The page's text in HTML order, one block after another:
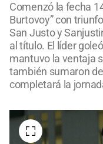
Comenzó la fecha
Burtovoy” con
San Justo y
al título. El líder
mantuvo la ventaja
también sumaron
completará la